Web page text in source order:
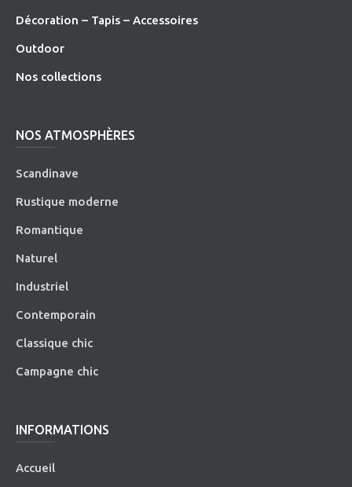
Décoration – Tapis – Accessoires
Outdoor
Nos collections
NOS ATMOSPHÈRES
Scandinave
Rustique moderne
Romantique
Naturel
Industriel
Contemporain
Classique chic
Campagne chic
INFORMATIONS
Accueil